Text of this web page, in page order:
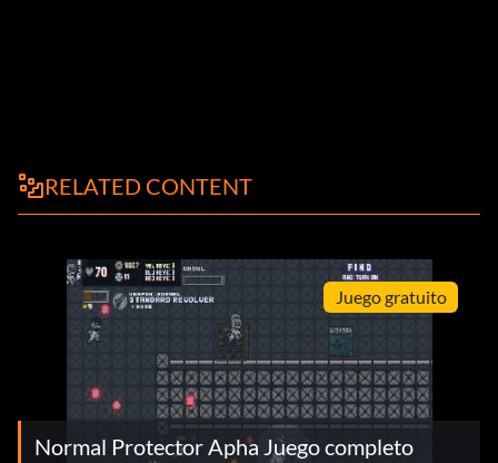
RELATED CONTENT
Juego gratuito
Normal Protector Apha Juego completo